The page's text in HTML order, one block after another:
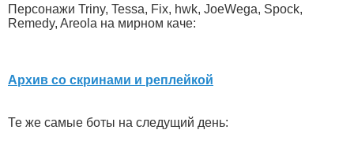
Персонажи Triny, Tessa, Fix, hwk, JoeWega, Spock,
Remedy, Areola на мирном каче:
Архив со скринами и реплейкой
Те же самые боты на следущий день: